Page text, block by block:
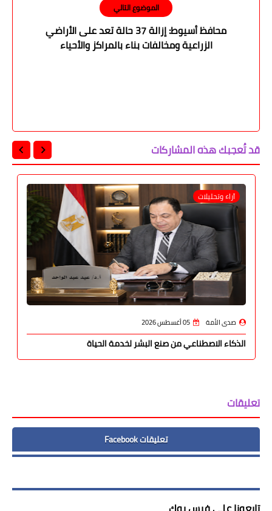
الموضوع التالي
محافظ أسيوط: إزالة 37 حالة تعد على الأراضي
الزراعية ومخالفات بناء بالمراكز والأحياء
قد تُعجبك هذه المشاركات
آراء وتحليلات
صدى الأمة 05 أغسطس 2026
الذكاء الاصطناعي من صنع البشر لخدمة الحياة
تعليقات
تعليقات Facebook